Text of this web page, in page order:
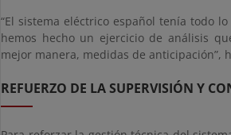
“El sistema eléctrico español tenía todo
hemos hecho un ejercicio de análisis
mejor manera, medidas de anticipación”,
REFUERZO DE LA SUPERVISIÓN Y